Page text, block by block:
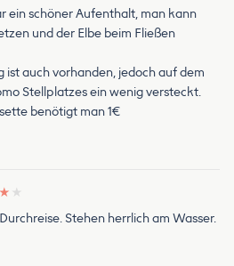
ein schöner Aufenthalt, man kann
und der Elbe beim Fließen
ist auch vorhanden, jedoch auf dem
Stellplatzes ein wenig versteckt.
benötigt man 1€
★ ★
Stehen herrlich am Wasser.